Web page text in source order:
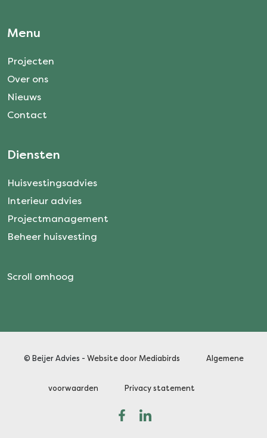
Menu
Projecten
Over ons
Nieuws
Contact
Diensten
Huisvestingsadvies
Interieur advies
Projectmanagement
Beheer huisvesting
Scroll omhoog
© Beijer Advies - Website door Mediabirds Algemene
voorwaarden Privacy statement